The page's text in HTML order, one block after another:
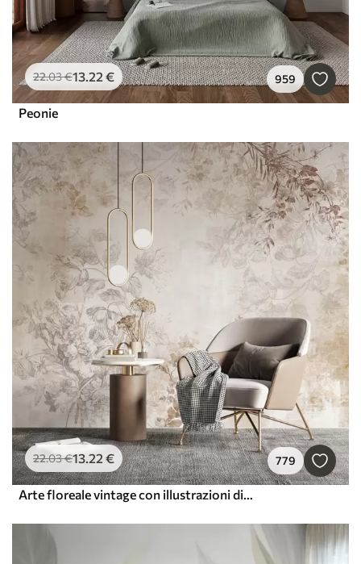
22.03€13.22 € 959
Peonie
22.03€13.22 € 779
Arte floreale vintage con illustrazioni di fiori e foglie delicati in stile disegno, morbidi toni pastello beige e seppia